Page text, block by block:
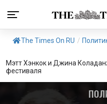
The Times On RU /
Мэтт Хэнкок и Джина
фестиваля